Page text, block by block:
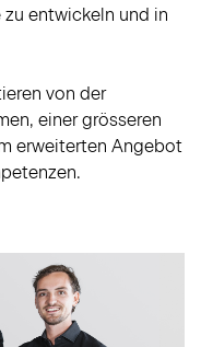
entwickeln und in
von der
einer grösseren
erweiterten Angebot